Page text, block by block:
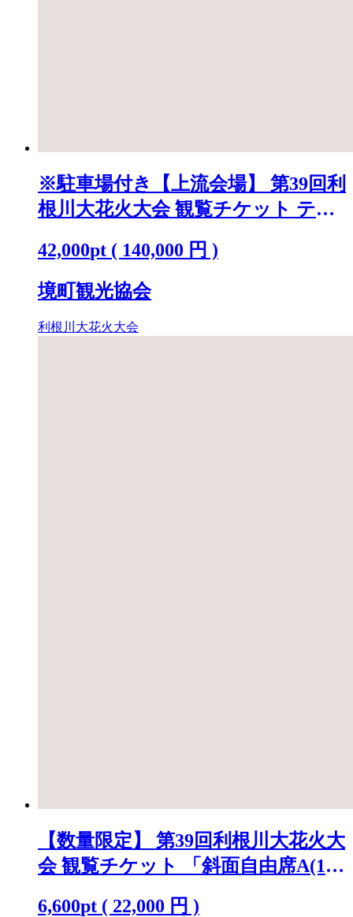
※駐車場付き【上流会場】 第39回利
根川大花火大会 観覧チケット テー
42,000pt ( 140,000 円 )
境町観光協会
利根川大花火大会
【数量限定】 第39回利根川大花火大
会 観覧チケット 「斜面自由席A(1
6,600pt ( 22,000 円 )